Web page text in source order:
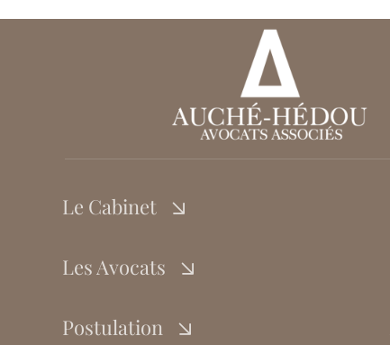
Le Cabinet
Les Avocats
Postulation